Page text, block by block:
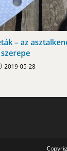
– az
szerepe
2019-05-28